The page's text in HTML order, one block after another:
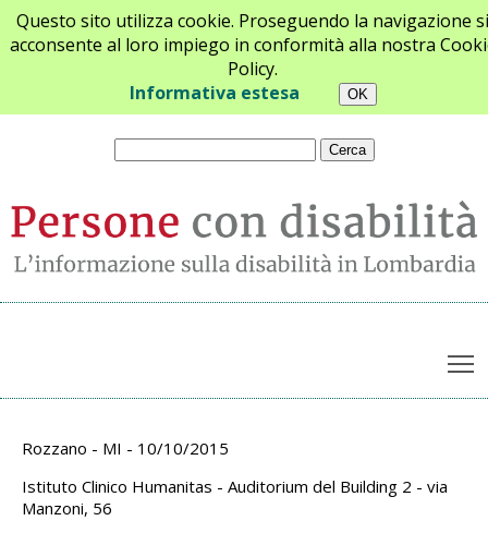
Questo sito utilizza cookie. Proseguendo la navigazione si
acconsente al loro impiego in conformità alla nostra
Policy.
Informativa estesa
Chi siamo Newsletter Contatti
Archivio appuntamenti
Rozzano - MI - 10/10/2015
Istituto Clinico Humanitas - Auditorium del Building 2 - via
Manzoni, 56